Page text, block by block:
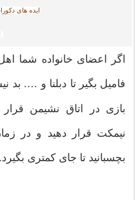
ایده های
اگر اعضای خانواده شما
فامیل بگیر تا دبلنا و ….
بازی در اتاق نشیمن قرار
نیمکت قرار دهید و در
بچسبانید تا جای کمتری بگیرد.